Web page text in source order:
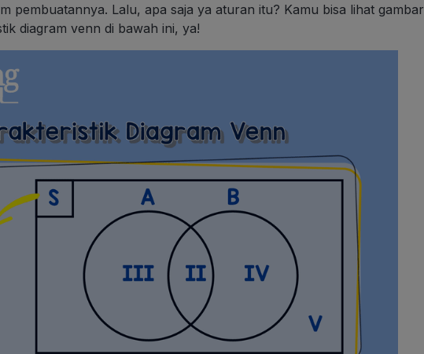
pembuatannya. Lalu, apa saja ya aturan itu? Kamu bisa lihat gambar
diagram venn di bawah ini, ya!